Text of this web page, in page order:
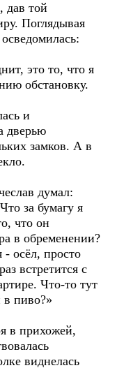
дав той
Поглядывая
это то, что я
обстановку.
и
дверью
замков. А в
думал:
за бумагу я
что он
в обременении?
- осёл, просто
встретится с
Что-то тут
пиво?»
в прихожей,
виднелась